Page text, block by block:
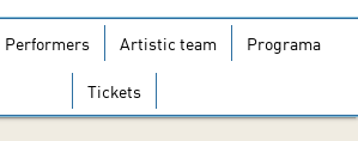
Performers Artistic team Programa
Tickets